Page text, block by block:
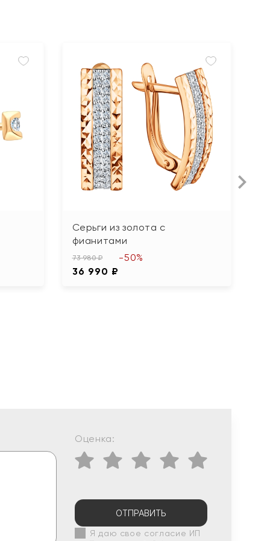
Серьги из золота с
фианитами
73 980 ₽
36 990 ₽
-50%
Оценка:
ОТПРАВИТЬ
Я даю свое согласие ИП